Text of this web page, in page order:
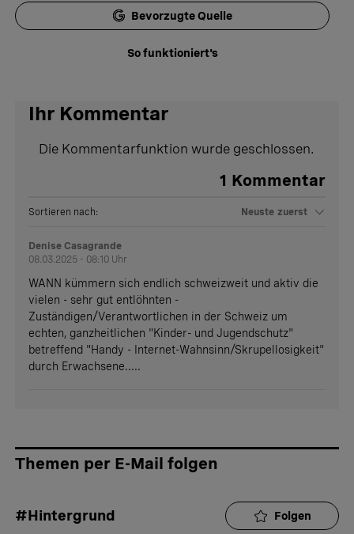
Bevorzugte Quelle
So funktioniert's
Ihr Kommentar
Die Kommentarfunktion wurde geschlossen.
1 Kommentar
Sortieren nach: Neuste zuerst
Denise Casagrande
08.03.2025 - 08:10 Uhr
WANN kümmern sich endlich schweizweit und aktiv die
vielen - sehr gut entlöhnten -
Zuständigen/Verantwortlichen in der Schweiz um
echten, ganzheitlichen "Kinder- und Jugendschutz"
betreffend "Handy - Internet-Wahnsinn/Skrupellosigkeit"
durch Erwachsene.....
Themen per E-Mail folgen
#Hintergrund Folgen